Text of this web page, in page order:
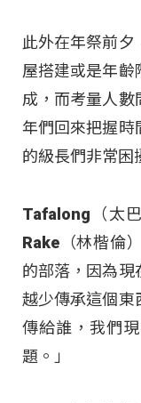
此外在年祭前夕
屋搭建或是年齡
成，而考量人數
年們回來把握時
的級長們非常困
Tafalong（太
Rake（林楷倫
的部落，因為現
越少傳承這個東
傳給誰，我們
題。」